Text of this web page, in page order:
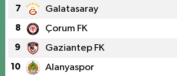
7 Galatasaray
8 Çorum FK
9 Gaziantep FK
10 Alanyaspor